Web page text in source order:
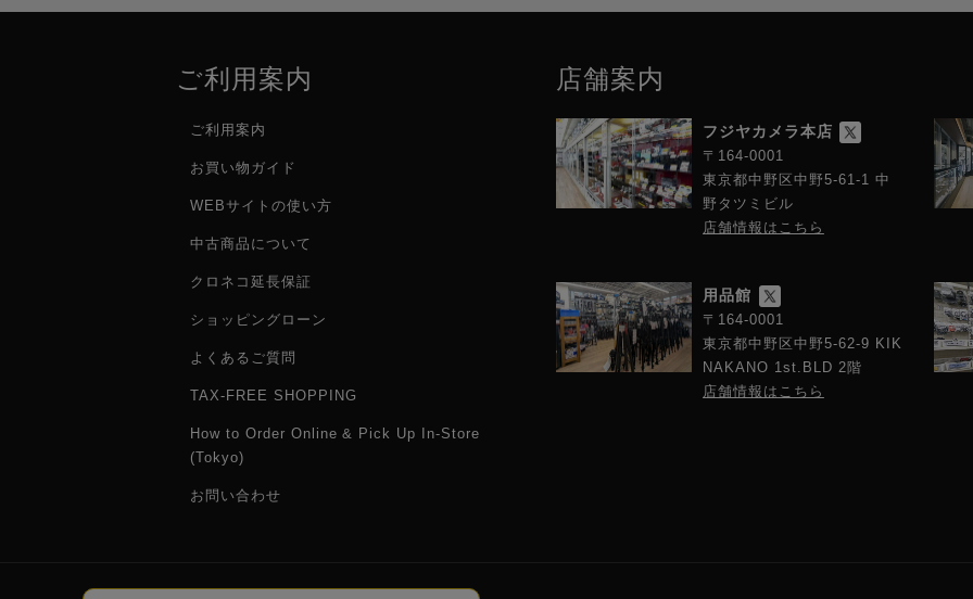
ご利用案内
ご利用案内
お買い物ガイド
WEBサイトの使い方
中古商品について
クロネコ延長保証
ショッピングローン
よくあるご質問
TAX-FREE SHOPPING
How to Order Online & Pick Up In-Store
(Tokyo)
お問い合わせ
店舗案内
フジヤカメラ本店
〒164-0001
東京都中野区中野5-61-1 中
野タツミビル
店舗情報はこちら
用品館
〒164-0001
東京都中野区中野5-62-9 KIK
NAKANO 1st.BLD 2階
店舗情報はこちら